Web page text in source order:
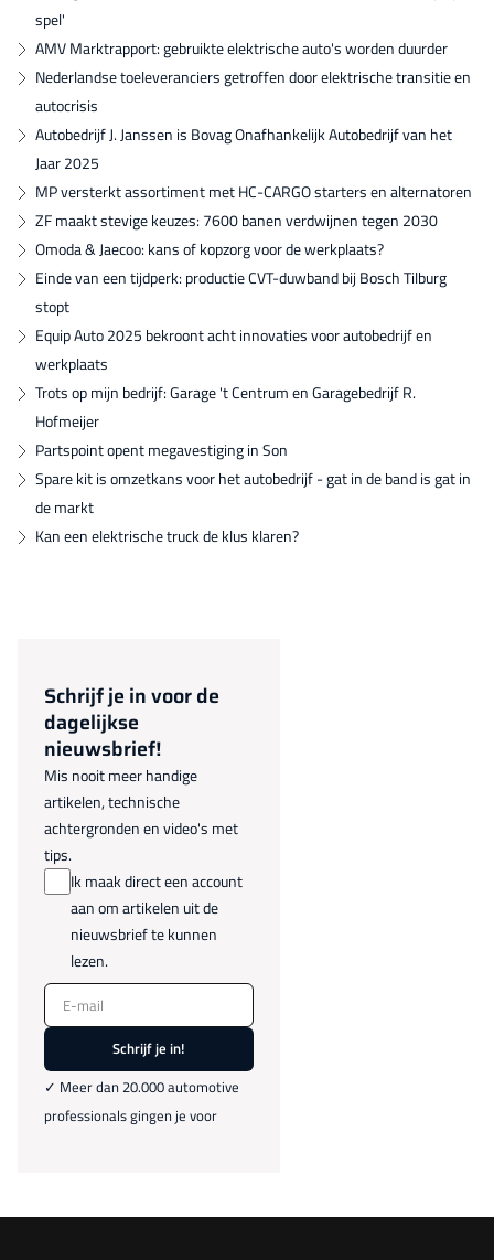
spel'
AMV Marktrapport: gebruikte elektrische auto's worden duurder
Nederlandse toeleveranciers getroffen door elektrische transitie en
autocrisis
Autobedrijf J. Janssen is Bovag Onafhankelijk Autobedrijf van het
Jaar 2025
MP versterkt assortiment met HC-CARGO starters en alternatoren
ZF maakt stevige keuzes: 7600 banen verdwijnen tegen 2030
Omoda & Jaecoo: kans of kopzorg voor de werkplaats?
Einde van een tijdperk: productie CVT-duwband bij Bosch Tilburg
stopt
Equip Auto 2025 bekroont acht innovaties voor autobedrijf en
werkplaats
Trots op mijn bedrijf: Garage 't Centrum en Garagebedrijf R.
Hofmeijer
Partspoint opent megavestiging in Son
Spare kit is omzetkans voor het autobedrijf - gat in de band is gat in
de markt
Kan een elektrische truck de klus klaren?
Schrijf je in voor de
dagelijkse
nieuwsbrief!
Mis nooit meer handige
artikelen, technische
achtergronden en video's met
tips.
Ik maak direct een account
aan om artikelen uit de
nieuwsbrief te kunnen
lezen.
E-mail
Schrijf je in!
✓ Meer dan 20.000 automotive
professionals gingen je voor